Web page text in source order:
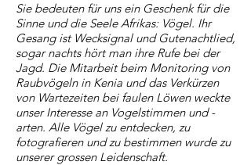
Sie bedeuten für uns ein Geschenk für die
Sinne und die Seele Afrikas: Vögel. Ihr
Gesang ist Wecksignal und Gutenachtlied,
sogar nachts hört man ihre Rufe bei der
Jagd. Die Mitarbeit beim Monitoring von
Raubvögeln in Kenia und das Verkürzen
von Wartezeiten bei faulen Löwen weckte
unser Interesse an Vogelstimmen und -
arten. Alle Vögel zu entdecken, zu
fotografieren und zu bestimmen wurde zu
unserer grossen Leidenschaft.